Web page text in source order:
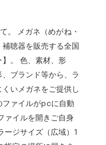
。 メガネ（めがね・
聴器を販売する全国
。 色、素材、形
ブランド等から、ラ
いメガネをご提供し
ァイルがpcに自動
ァイルを開きご自身
ージサイズ（広域）1